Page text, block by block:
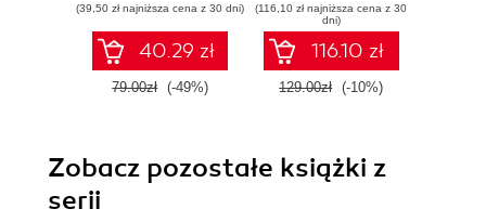
elektronicznych dla
początkujących.
Wydanie II
(39,50 zł najniższa cena z 30 dni)
40.29 zł
79.00zł (-49%)
(116,10 zł najniższa cena z 30
dni)
116.10 zł
129.00zł (-10%)
Zobacz pozostałe książki z
serii